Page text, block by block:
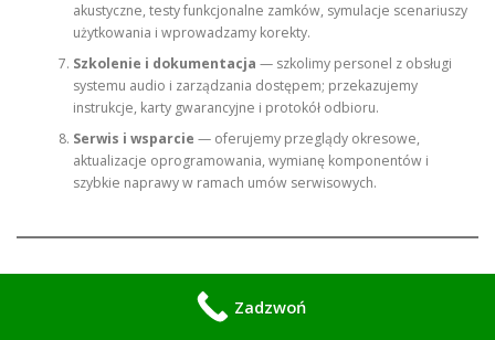
akustyczne, testy funkcjonalne zamków, symulacje scenariuszy
użytkowania i wprowadzamy korekty.
Szkolenie i dokumentacja — szkolimy personel z obsługi
systemu audio i zarządzania dostępem; przekazujemy
instrukcje, karty gwarancyjne i protokół odbioru.
Serwis i wsparcie — oferujemy przeglądy okresowe,
aktualizacje oprogramowania, wymianę komponentów i
szybkie naprawy w ramach umów serwisowych.
Nowy nagłówek procesu — szczegółowy
przewodnik krok po krokuZadzwoń